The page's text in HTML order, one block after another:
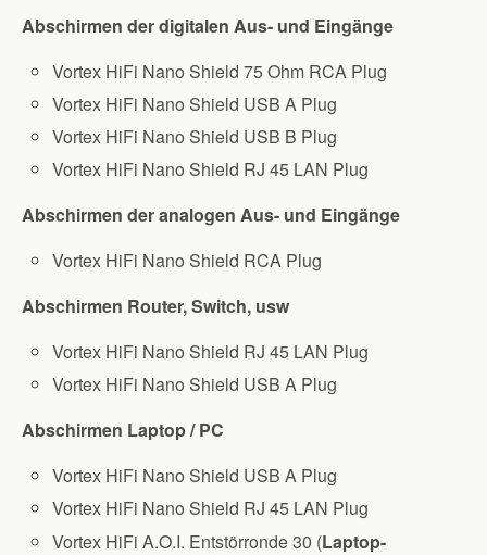
Abschirmen der digitalen Aus- und Eingänge
Vortex HiFi Nano Shield 75 Ohm RCA Plug
Vortex HiFi Nano Shield USB A Plug
Vortex HiFi Nano Shield USB B Plug
Vortex HiFi Nano Shield RJ 45 LAN Plug
Abschirmen der analogen Aus- und Eingänge
Vortex HiFi Nano Shield RCA Plug
Abschirmen Router, Switch, usw
Vortex HiFi Nano Shield RJ 45 LAN Plug
Vortex HiFi Nano Shield USB A Plug
Abschirmen Laptop / PC
Vortex HiFi Nano Shield USB A Plug
Vortex HiFi Nano Shield RJ 45 LAN Plug
Vortex HiFi A.O.I. Entstörronde 30 (Laptop-